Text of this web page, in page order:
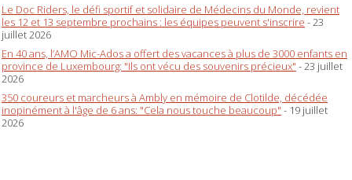
Le Doc Riders, le défi sportif et solidaire de Médecins du Monde, revient
les 12 et 13 septembre prochains : les équipes peuvent s'inscrire - 23
juillet 2026
En 40 ans, l’AMO Mic-Ados a offert des vacances à plus de 3000 enfants en
province de Luxembourg: "Ils ont vécu des souvenirs précieux" - 23 juillet
2026
350 coureurs et marcheurs à Ambly en mémoire de Clotilde, décédée
inopinément à l'âge de 6 ans: "Cela nous touche beaucoup" - 19 juillet
2026